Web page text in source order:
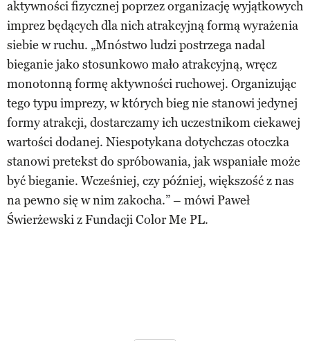
aktywności fizycznej poprzez organizację wyjątkowych
imprez będących dla nich atrakcyjną formą wyrażenia
siebie w ruchu. „Mnóstwo ludzi postrzega nadal
bieganie jako stosunkowo mało atrakcyjną, wręcz
monotonną formę aktywności ruchowej. Organizując
tego typu imprezy, w których bieg nie stanowi jedynej
formy atrakcji, dostarczamy ich uczestnikom ciekawej
wartości dodanej. Niespotykana dotychczas otoczka
stanowi pretekst do spróbowania, jak wspaniałe może
być bieganie. Wcześniej, czy później, większość z nas
na pewno się w nim zakocha.” – mówi Paweł
Świerżewski z Fundacji Color Me PL.